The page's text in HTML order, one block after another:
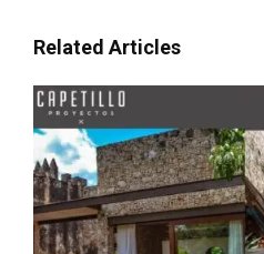
Related Articles